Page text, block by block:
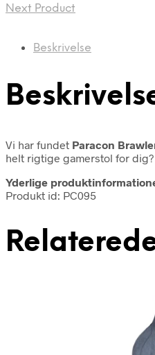
Next Product
Beskrivelse
Vi har fundet Paracon
helt rigtige gamerstol for
Yderlige
Produkt id: PC095